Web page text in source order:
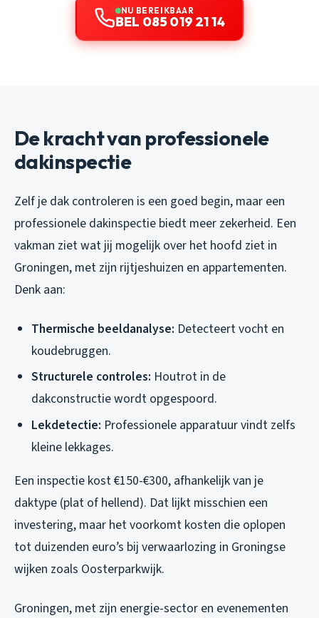
NU BEREIKBAAR
BEL 085 019 21 14
De kracht van professionele
dakinspectie
Zelf je dak controleren is een goed begin, maar een
professionele dakinspectie biedt meer zekerheid. Een
vakman ziet wat jij mogelijk over het hoofd ziet in
Groningen, met zijn rijtjeshuizen en appartementen.
Denk aan:
Thermische beeldanalyse: Detecteert vocht en
koudebruggen.
Structurele controles: Houtrot in de
dakconstructie wordt opgespoord.
Lekdetectie: Professionele apparatuur vindt zelfs
kleine lekkages.
Een inspectie kost €150-€300, afhankelijk van je
daktype (plat of hellend). Dat lijkt misschien een
investering, maar het voorkomt kosten die oplopen
tot duizenden euro’s bij verwaarlozing in Groningse
wijken zoals Oosterparkwijk.
Groningen, met zijn energie-sector en evenementen